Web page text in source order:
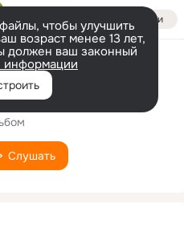
Войти
чтобы улучшить
возраст менее 13 лет,
должен ваш законный
информации
Emanuel
Слушать